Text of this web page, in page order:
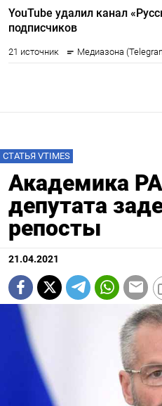
СТАТЬЯ VTIMES
Академика
депутата
репосты
21.04.2021